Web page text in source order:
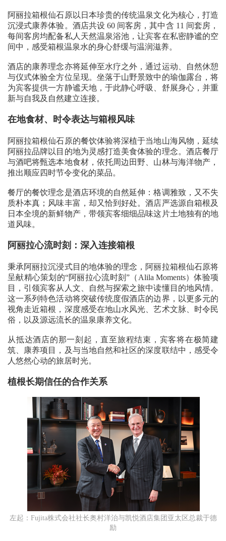
阿丽拉箱根仙石原以日本珍贵的传统温泉文化为核心，打造
沉浸式康养体验。酒店共设 60 间客房，其中含 11 间套房，
每间客房均配备私人天然温泉浴池，让宾客在私密静谧的空
间中，感受箱根温泉水的身心舒缓与温润滋养。
酒店的康养理念亦将延伸至水疗之外，通过运动、自然休憩
与仪式体验全方位呈现。坐落于山野景致中的瑜伽露台，将
为宾客提供一方静谧天地，于此静心呼吸、舒展身心，并重
新与自我及自然建立连接。
在地食材、时令表达与箱根风味
阿丽拉箱根仙石原的餐饮体验将深植于当地山海风物，延续
阿丽拉品牌以目的地为灵感打造美食体验的理念。酒店餐厅
与酒吧将甄选本地食材，依托周边田野、山林与海洋物产，
推出顺应四时节令变化的菜品。
餐厅的餐饮理念是酒店环境的自然延伸：格调雅致，又不失
质朴本真；风味丰富，却又恰到好处。酒店严选源自箱根及
日本全境的新鲜物产，带领宾客细细品味这片土地独有的地
道风味。
阿丽拉心流时刻：深入连接箱根
秉承阿丽拉沉浸式目的地体验的理念，阿丽拉箱根仙石原将
呈献精心策划的“阿丽拉心流时刻”（Alila Moments）体验项
目，引领宾客从人文、自然与探索之旅中读懂目的地风情。
这一系列特色活动将突破传统度假酒店的边界，以更多元的
视角走近箱根，深度感受在地山水风光、艺术文脉、时令民
俗，以及源远流长的温泉康养文化。
从抵达酒店的那一刻起，直至旅程结束，宾客将在极简建
筑、康养项目，及与当地自然和社区的深度联结中，感受令
人悠然心动的旅居时光。
植根长期信任的合作关系
左起：Fujita株式会社社长奥村洋治与凯悦酒店集团亚太区总裁于德
励